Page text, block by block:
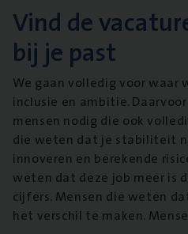
Vind de
bij je past
We gaan volledig voor waar
inclusie en ambitie.
mensen nodig die ook
die weten dat je stabiliteit
innoveren en berekende
weten dat deze job meer is
cijfers. Mensen die weten
het verschil te maken.